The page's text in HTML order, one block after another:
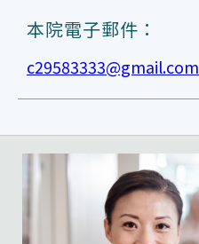
本院電子郵件：
c29583333@gmail.com